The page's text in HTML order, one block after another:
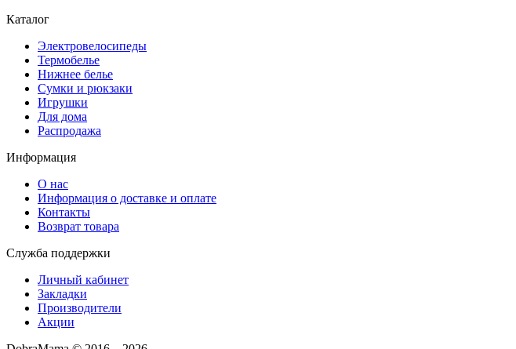
Каталог
Электровелосипеды
Термобелье
Нижнее белье
Сумки и рюкзаки
Игрушки
Для дома
Распродажа
Информация
О нас
Информация о доставке и оплате
Контакты
Возврат товара
Служба поддержки
Личный кабинет
Закладки
Производители
Акции